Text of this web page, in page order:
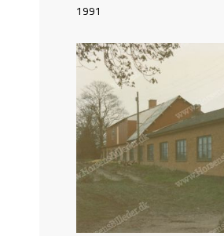
1991